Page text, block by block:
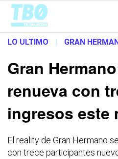
Cargando...
LO ULTIMO | GRAN
Gran
renueva con
ingresos este
El reality de Gran Hermano
con trece participantes